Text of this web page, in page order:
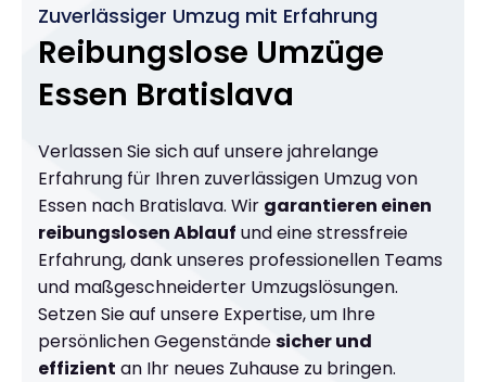
Zuverlässiger Umzug mit Erfahrung
Reibungslose Umzüge
Essen Bratislava
Verlassen Sie sich auf unsere jahrelange
Erfahrung für Ihren zuverlässigen Umzug von
Essen nach Bratislava. Wir garantieren einen
reibungslosen Ablauf und eine stressfreie
Erfahrung, dank unseres professionellen Teams
und maßgeschneiderter Umzugslösungen.
Setzen Sie auf unsere Expertise, um Ihre
persönlichen Gegenständesicher und
effizient an Ihr neues Zuhause zu bringen.